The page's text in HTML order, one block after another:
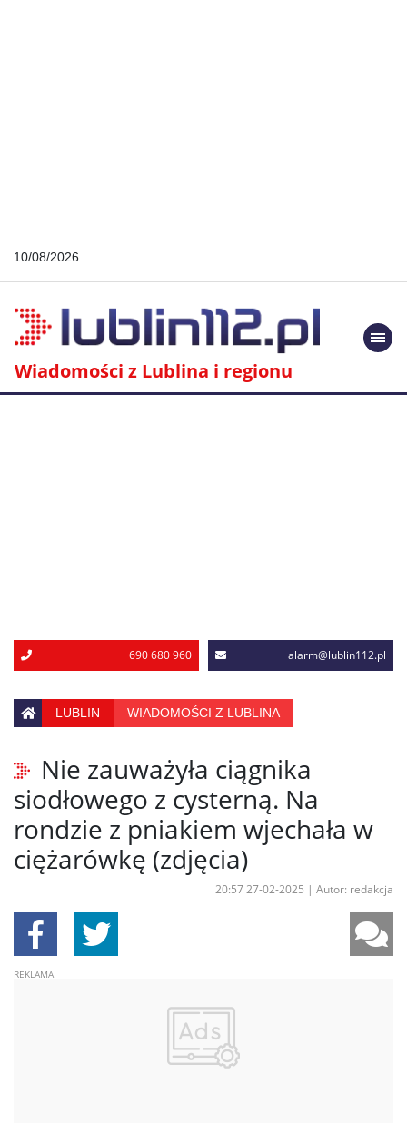
10/08/2026
Wiadomości z Lublina i regionu
690 680 960 alarm@lublin112.pl
LUBLIN WIADOMOŚCI Z LUBLINA
Nie zauważyła ciągnika
siodłowego z cysterną. Na
rondzie z pniakiem wjechała w
ciężarówkę (zdjęcia)
20:57 27-02-2025 | Autor: redakcja